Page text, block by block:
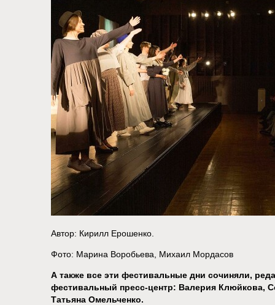
Автор: Кирилл Ерошенко.
Фото: Марина Воробьева, Михаил Мордасов
А также все эти фестивальные дни сочиняли,
фестивальный пресс-центр: Валерия Клюйкова,
Татьяна Омельченко.